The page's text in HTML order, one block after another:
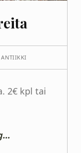
ANTIIKKI
2€ kpl tai
…